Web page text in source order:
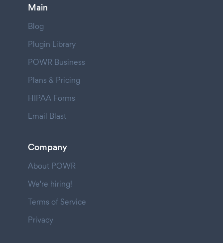
Main
Blog
Plugin Library
POWR Business
Plans & Pricing
HIPAA Forms
Email Blast
Company
About POWR
We're hiring!
Terms of Service
Privacy